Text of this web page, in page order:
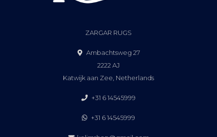
ZARGAR RUGS
Ambachtsweg 27
2222 AJ
Katwijk aan Zee, Netherlands
+31 6 14545999
+31 6 14545999